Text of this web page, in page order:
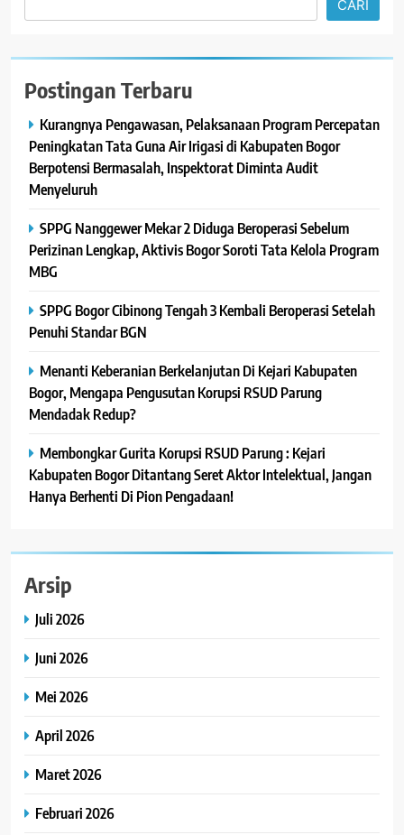
CARI
Postingan Terbaru
Kurangnya Pengawasan, Pelaksanaan Program Percepatan
Peningkatan Tata Guna Air Irigasi di Kabupaten Bogor
Berpotensi Bermasalah, Inspektorat Diminta Audit
Menyeluruh
SPPG Nanggewer Mekar 2 Diduga Beroperasi Sebelum
Perizinan Lengkap, Aktivis Bogor Soroti Tata Kelola Program
MBG
SPPG Bogor Cibinong Tengah 3 Kembali Beroperasi Setelah
Penuhi Standar BGN
Menanti Keberanian Berkelanjutan Di Kejari Kabupaten
Bogor, Mengapa Pengusutan Korupsi RSUD Parung
Mendadak Redup?
Membongkar Gurita Korupsi RSUD Parung : Kejari
Kabupaten Bogor Ditantang Seret Aktor Intelektual, Jangan
Hanya Berhenti Di Pion Pengadaan!
Arsip
Juli 2026
Juni 2026
Mei 2026
April 2026
Maret 2026
Februari 2026